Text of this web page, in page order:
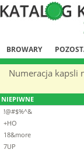
BROWARY
Numeracja kapsli
NIEPIWNE
!@#$%^&
+HO
18&more
7UP